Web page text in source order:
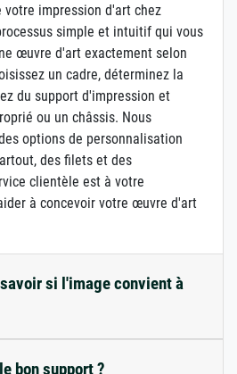
impression d'art chez
simple et intuitif qui vous
œuvre d'art exactement selon
un cadre, déterminez la
du support d'impression et
ou un châssis. Nous
options de personnalisation
des filets et des
clientèle est à votre
à concevoir votre œuvre d'art
si l'image convient à
bon support ?